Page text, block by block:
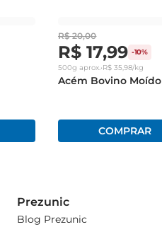
R$ 20,00
R$ 17,99 -10%
500g aprox.•R$ 35,98/kg
Acém Bovino Moído
Prezunic
Blog Prezunic